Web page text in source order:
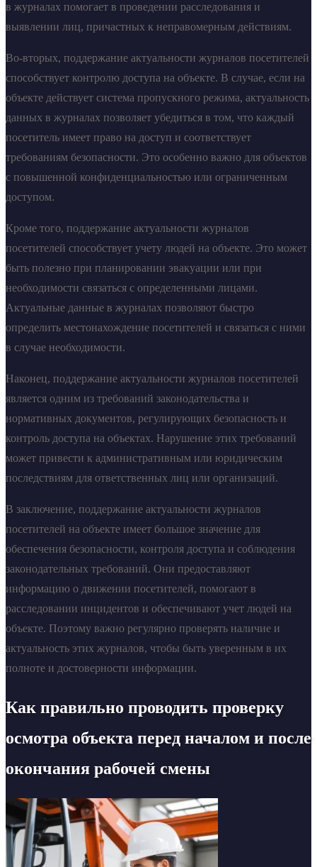
в журналах помогает в проведении расследования и
выявлении лиц, причастных к неправомерным действиям.
Во-вторых, поддержание актуальности журналов посетителей
способствует контролю доступа на объекте. В случае, если на
объекте действует система пропускного режима, актуальность
данных в журналах позволяет убедиться в том, что каждый
посетитель имеет право на доступ и соответствует
требованиям безопасности. Это особенно важно для объектов
с повышенной конфиденциальностью или ограниченным
доступом.
Кроме того, поддержание актуальности журналов
посетителей способствует учету людей на объекте. Это может
быть полезно при планировании эвакуации или при
необходимости связаться с определенными лицами.
Актуальные данные в журналах позволяют быстро
определить местонахождение посетителей и связаться с ними
в случае необходимости.
Наконец, поддержание актуальности журналов посетителей
является одним из требований законодательства и
нормативных документов, регулирующих безопасность и
контроль доступа на объектах. Нарушение этих требований
может привести к административным или юридическим
последствиям для ответственных лиц или организаций.
В заключение, поддержание актуальности журналов
посетителей на объекте имеет большое значение для
обеспечения безопасности, контроля доступа и соблюдения
законодательных требований. Они предоставляют
информацию о движении посетителей, помогают в
расследовании инцидентов и обеспечивают учет людей на
объекте. Поэтому важно регулярно проверять наличие и
актуальность этих журналов, чтобы быть уверенным в их
полноте и достоверности информации.
Как правильно проводить проверку
осмотра объекта перед началом и после
окончания рабочей смены